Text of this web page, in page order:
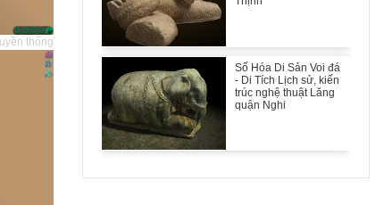
thống
Số Hóa Di Sản Voi đá
- Di Tích Lịch sử, kiến
trúc nghệ thuật Lăng
quận Nghi